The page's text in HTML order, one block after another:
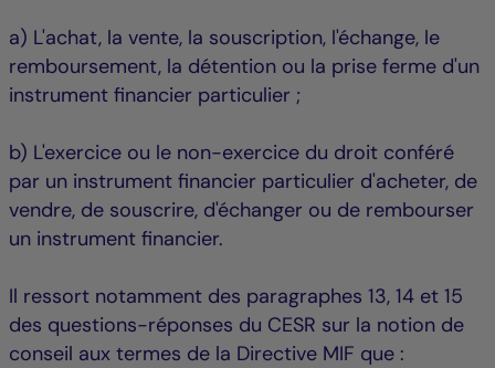
a) L'achat, la vente, la souscription, l'échange, le
remboursement, la détention ou la prise ferme d'un
instrument financier particulier ;
b) L'exercice ou le non-exercice du droit conféré
par un instrument financier particulier d'acheter, de
vendre, de souscrire, d'échanger ou de rembourser
un instrument financier.
Il ressort notamment des paragraphes 13, 14 et 15
des questions-réponses du CESR sur la notion de
conseil aux termes de la Directive MIF que : ​​​​​​